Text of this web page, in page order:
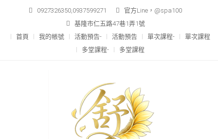
content
0927326350,0937599271
官方Line，@spa100
基隆市仁五路47巷1弄1號
首頁
我的帳號 活動預告- 活動預告 單次課程-
單次課程
多堂課程-
多堂課程